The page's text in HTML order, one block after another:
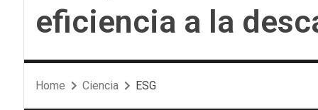
eficiencia a la
Home Ciencia ESG